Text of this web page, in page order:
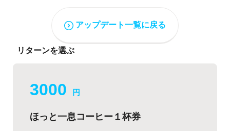
アップデート一覧に戻る
リターンを選ぶ
3000 円
ほっと一息コーヒー１杯券